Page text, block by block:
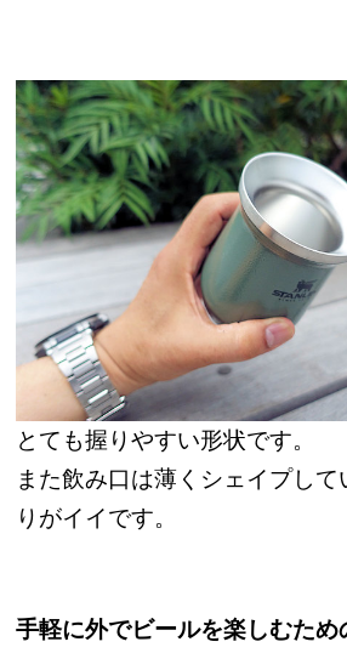
とても握りやすい形状です。
また飲み口は薄くシェイプし
りがイイです。
手軽に外でビールを楽しむため